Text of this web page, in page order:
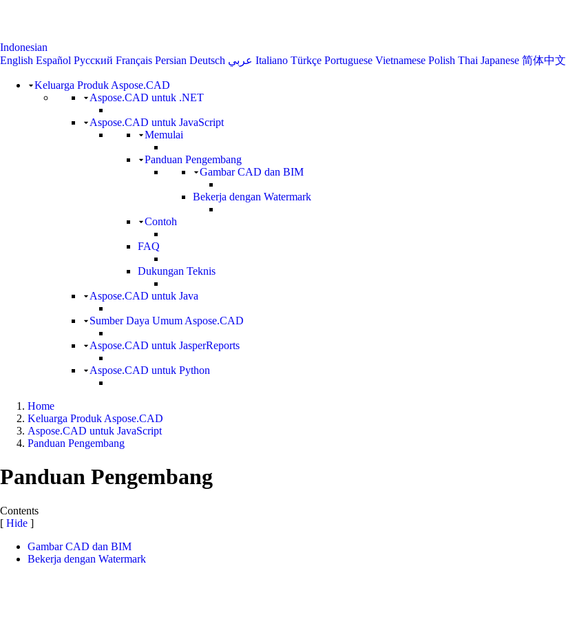
Indonesian
English Español Русский Français Persian Deutsch عربي Italiano Türkçe Portuguese Vietnamese Polish Thai Japanese 简体中文
Keluarga Produk Aspose.CAD
Aspose.CAD untuk .NET
Aspose.CAD untuk JavaScript
Memulai
Panduan Pengembang
Gambar CAD dan BIM
Bekerja dengan Watermark
Contoh
FAQ
Dukungan Teknis
Aspose.CAD untuk Java
Sumber Daya Umum Aspose.CAD
Aspose.CAD untuk JasperReports
Aspose.CAD untuk Python
Home
Keluarga Produk Aspose.CAD
Aspose.CAD untuk JavaScript
Panduan Pengembang
Panduan Pengembang
Contents
[ Hide ]
Gambar CAD dan BIM
Bekerja dengan Watermark